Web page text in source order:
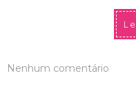
Nenhum comentário